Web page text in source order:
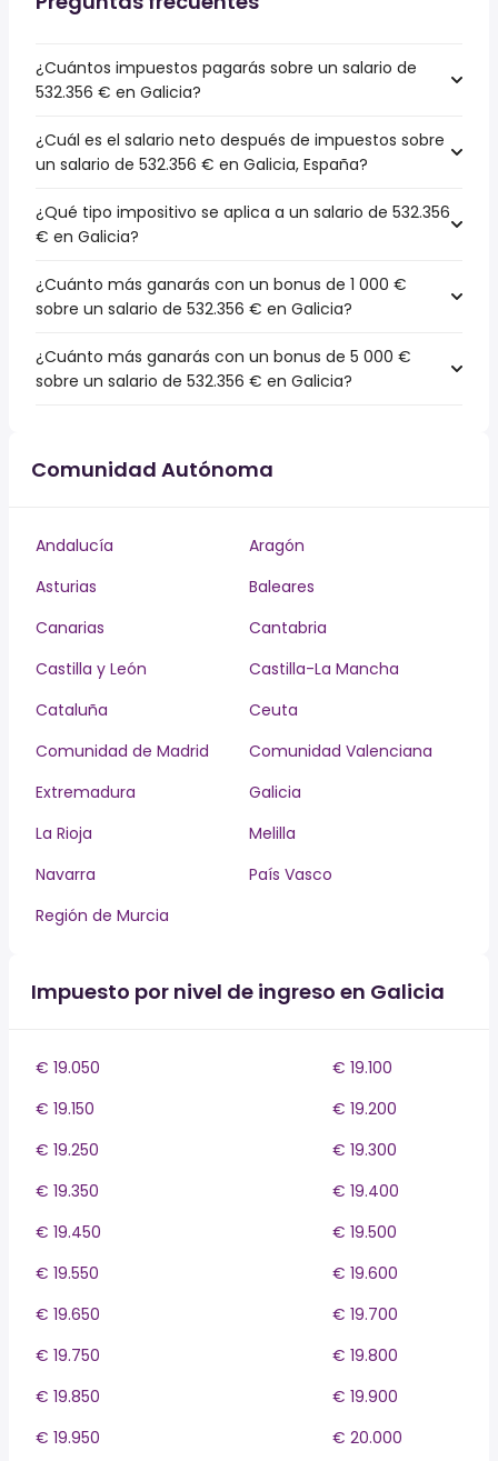
¿Cuántos impuestos pagarás sobre un salario de
532.356 € en Galicia?
¿Cuál es el salario neto después de impuestos sobre
un salario de 532.356 € en Galicia, España?
¿Qué tipo impositivo se aplica a un salario de 532.356
€ en Galicia?
¿Cuánto más ganarás con un bonus de 1 000 €
sobre un salario de 532.356 € en Galicia?
¿Cuánto más ganarás con un bonus de 5 000 €
sobre un salario de 532.356 € en Galicia?
Comunidad Autónoma
Andalucía
Aragón
Asturias
Baleares
Canarias
Cantabria
Castilla y León
Castilla-La Mancha
Cataluña
Ceuta
Comunidad de Madrid
Comunidad Valenciana
Extremadura
Galicia
La Rioja
Melilla
Navarra
País Vasco
Región de Murcia
Impuesto por nivel de ingreso en Galicia
€ 19.050
€ 19.100
€ 19.150
€ 19.200
€ 19.250
€ 19.300
€ 19.350
€ 19.400
€ 19.450
€ 19.500
€ 19.550
€ 19.600
€ 19.650
€ 19.700
€ 19.750
€ 19.800
€ 19.850
€ 19.900
€ 19.950
€ 20.000